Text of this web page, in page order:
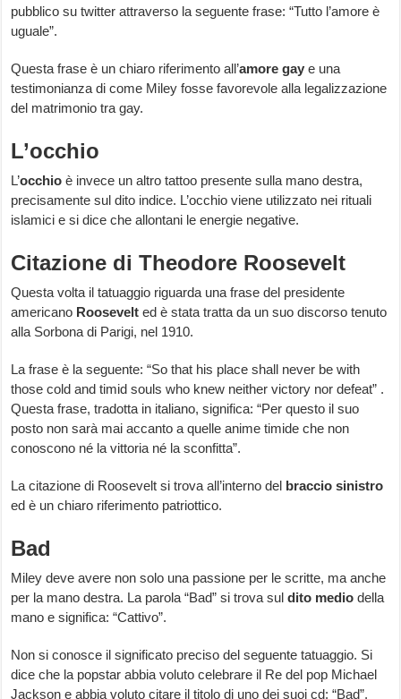
pubblico su twitter attraverso la seguente frase: “Tutto l’amore è
uguale”.
Questa frase è un chiaro riferimento all’amore gaye una
testimonianza di come Miley fosse favorevole alla legalizzazione
del matrimonio tra gay.
L’occhio
L’occhio è invece un altro tattoo presente sulla mano destra,
precisamente sul dito indice. L’occhio viene utilizzato nei rituali
islamici e si dice che allontani le energie negative.
Citazione di Theodore Roosevelt
Questa volta il tatuaggio riguarda una frase del presidente
americano Roosevelt ed è stata tratta da un suo discorso tenuto
alla Sorbona di Parigi, nel 1910.
La frase è la seguente: “So that his place shall never be with
those cold and timid souls who knew neither victory nor defeat” .
Questa frase, tradotta in italiano, significa: “Per questo il suo
posto non sarà mai accanto a quelle anime timide che non
conoscono né la vittoria né la sconfitta”.
La citazione di Roosevelt si trova all’interno del braccio sinistro
ed è un chiaro riferimento patriottico.
Bad
Miley deve avere non solo una passione per le scritte, ma anche
per la mano destra. La parola “Bad” si trova suldito medio della
mano e significa: “Cattivo”.
Non si conosce il significato preciso del seguente tatuaggio. Si
dice che la popstar abbia voluto celebrare il Re del pop Michael
Jackson e abbia voluto citare il titolo di uno dei suoi cd: “Bad”.